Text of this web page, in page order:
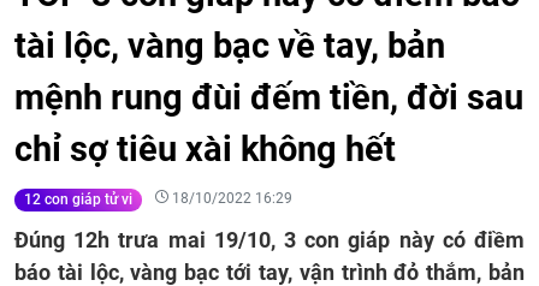
tài lộc, vàng bạc về tay, bản
mệnh rung đùi đếm tiền, đời sau
chỉ sợ tiêu xài không hết
12 con giáp tử vi 18/10/2022 16:29
Đúng 12h trưa mai 19/10, 3 con giáp này có điềm
báo tài lộc, vàng bạc tới tay, vận trình đỏ thắm, bản